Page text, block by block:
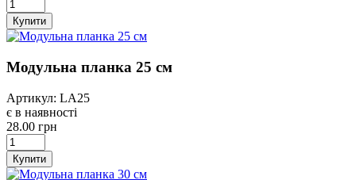
Купити
Модульна планка 25 см
Артикул: LA25
є в наявності
28.00 грн
Купити